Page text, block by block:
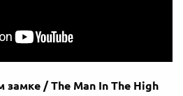
замке/ The Man In The High